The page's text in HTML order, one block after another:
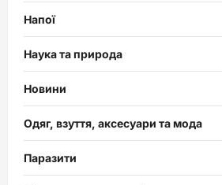
Напої
Наука та природа
Новини
Одяг, взуття, аксесуари та мода
Паразити